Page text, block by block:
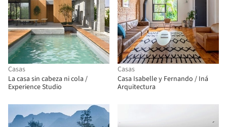
Casas
La casa sin cabeza ni cola /
Experience Studio
Casas
Casa Isabelle y Fernando / Iná
Arquitectura